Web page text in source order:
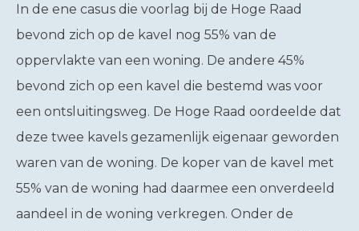
In de ene casus die voorlag bij de Hoge Raad
bevond zich op de kavel nog 55% van de
oppervlakte van een woning. De andere 45%
bevond zich op een kavel die bestemd was voor
een ontsluitingsweg. De Hoge Raad oordeelde dat
deze twee kavels gezamenlijk eigenaar geworden
waren van de woning. De koper van de kavel met
55% van de woning had daarmee een onverdeeld
aandeel in de woning verkregen. Onder de